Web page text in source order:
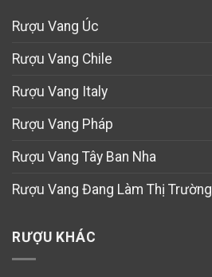
Rượu Vang Úc
Rượu Vang Chile
Rượu Vang Italy
Rượu Vang Pháp
Rượu Vang Tây Ban Nha
Rượu Vang Đang Làm Thị Trường
RƯỢU KHÁC